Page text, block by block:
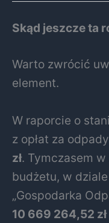
Skąd jeszcze ta
Warto zwrócić
element.
W raporcie o
z opłat za
zł. Tymczasem
budżetu, w
„Gospodarka
10 669 264,52 zł